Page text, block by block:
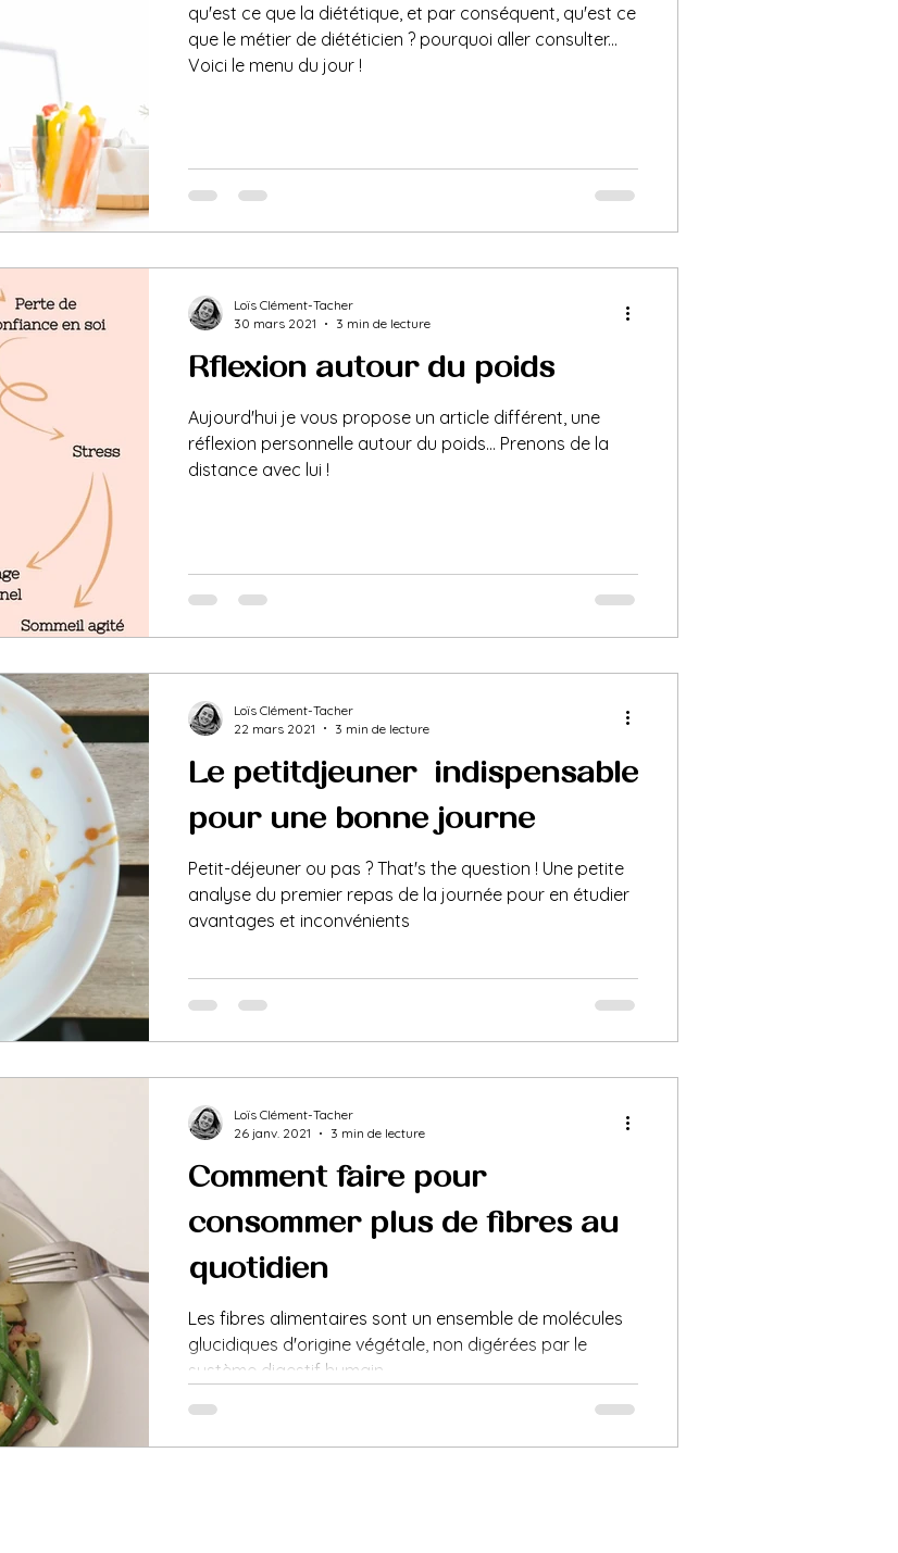
qu'est ce que la diététique, et par conséquent, qu'est ce
que le métier de diététicien ? pourquoi aller consulter...
Voici le menu du jour !
Réflexion autour du poids
Aujourd'hui je vous propose un article différent, une
réflexion personnelle autour du poids... Prenons de la
distance avec lui !
Loïs Clément-Tacher
30 mars 2021
3 min de lecture
Le petit-déjeuner : indispensable
pour une bonne journée ?
Petit-déjeuner ou pas ? That's the question ! Une petite
analyse du premier repas de la journée pour en étudier
avantages et inconvénients
Loïs Clément-Tacher
22 mars 2021
3 min de lecture
Comment faire pour
consommer plus de fibres au
quotidien ?
Les fibres alimentaires sont un ensemble de molécules
glucidiques d'origine végétale, non digérées par le
système digestif humain...
Loïs Clément-Tacher
26 janv. 2021
3 min de lecture